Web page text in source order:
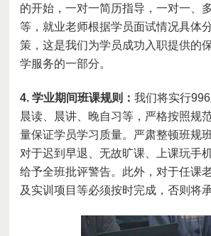
的开始，一对一简历指导，一对一、
等， 就业老师根据学员面试情况具体
策 ，这是我们为学员成功入职提供的
学服务的一部分。
4.学业期间班课规则：我们将实行996
晨读
晨讲 晚自习等， 严格按照规
量保证学员学习质量。严肃整顿班规
对于迟到早退、无故旷课、上课玩手
给予全班批评警告。此外，对于任课
及实训项目等必须按时完成 ，否则将